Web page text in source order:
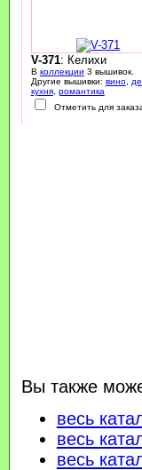
V-371: Келихи
В коллекции 3 вышивок.
Другие вышивки: вино,
кухня, романтика
Отметить для
Вы также
весь
весь
весь